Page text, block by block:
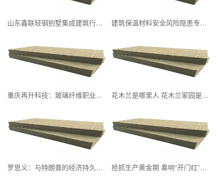
山东鑫联轻钢别墅集成建筑行业标杆品牌 建筑保温材料安全风险隐患专项整治为啥一直没有彻底根治
重庆再升科技：玻璃纤维职业的黑马市盈率打破280倍引发商场重视！ 花木兰是哪里人 花木兰家园是什么当地
罗思义：与特朗普的经济持久战中国最具有杀伤力的武器是什么？ 抢抓生产黄金期 奏响“开门红”奋进曲